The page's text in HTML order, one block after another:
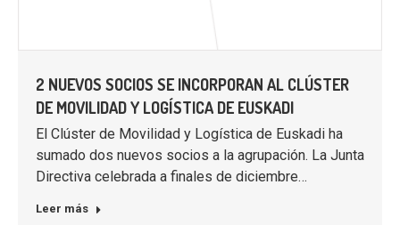
2 NUEVOS SOCIOS SE INCORPORAN AL CLÚSTER
DE MOVILIDAD Y LOGÍSTICA DE EUSKADI
El Clúster de Movilidad y Logística de Euskadi ha
sumado dos nuevos socios a la agrupación. La Junta
Directiva celebrada a finales de diciembre…
Leer más